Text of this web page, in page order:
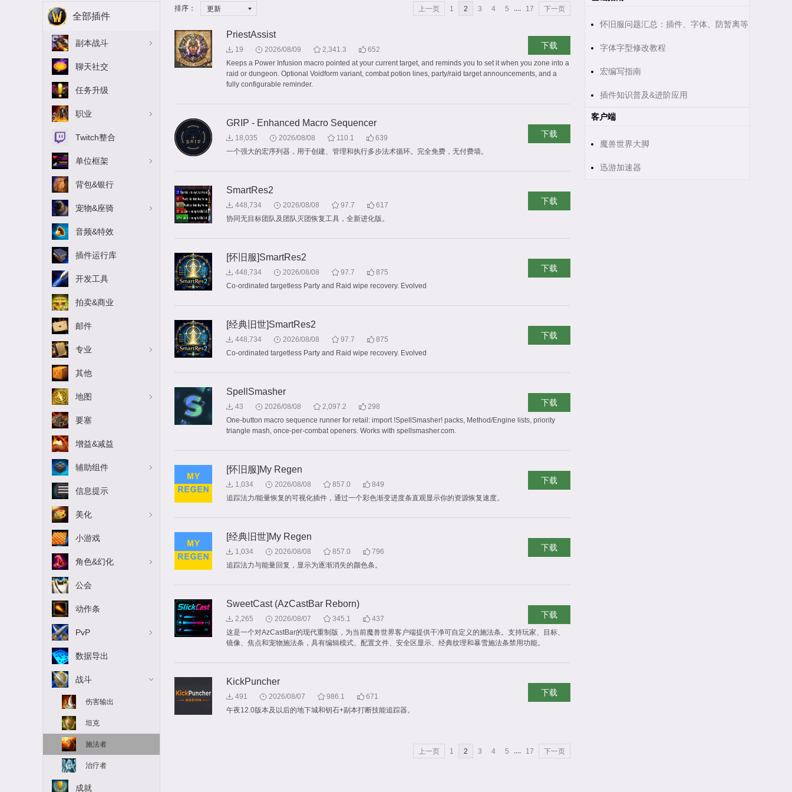
全部插件
副本战斗
聊天社交
任务升级
职业
Twitch整合
单位框架
背包&银行
宠物&座骑
音频&特效
插件运行库
开发工具
拍卖&商业
邮件
专业
其他
地图
要塞
增益&减益
辅助组件
信息提示
美化
小游戏
角色&幻化
公会
动作条
PvP
数据导出
战斗
伤害输出
坦克
施法者
治疗者
成就
排序： 更新 上一页 1 2 3 4 5 17 下一页
PriestAssist
19 2026/08/09 2,341.3
652
Keeps a Power Infusion macro pointed at your current target, and reminds you to set it when you zone into a
raid or dungeon. Optional Voidform variant, combat potion lines, party/raid target announcements, and a
fully configurable reminder.
下载
GRIP - Enhanced Macro Sequencer
18,035 2026/08/08 110.1
639
一个强大的宏序列器，用于创建、管理和执行多步法术循环。完全免费，无付费墙。
下载
SmartRes2
448,734 2026/08/08 97.7
617
协同无目标团队及团队灭团恢复工具，全新进化版。
下载
[怀旧服]SmartRes2
448,734 2026/08/08 97.7
875
Co-ordinated targetless Party and Raid wipe recovery. Evolved
下载
[经典旧世]SmartRes2
448,734 2026/08/08 97.7
875
Co-ordinated targetless Party and Raid wipe recovery. Evolved
下载
SpellSmasher
43 2026/08/08 2,097.2
298
One-button macro sequence runner for retail: import !SpellSmasher! packs, Method/Engine lists, priority
triangle mash, once-per-combat openers. Works with spellsmasher.com.
下载
[怀旧服]My Regen
1,034 2026/08/08 857.0
849
追踪法力/能量恢复的可视化插件，通过一个彩色渐变进度条直观显示你的资源恢复速度。
下载
[经典旧世]My Regen
1,034 2026/08/08 857.0
796
追踪法力与能量回复，显示为逐渐消失的颜色条。
下载
SweetCast (AzCastBar Reborn)
2,265 2026/08/07 345.1
437
这是一个对AzCastBar的现代重制版，为当前魔兽世界客户端提供干净可自定义的施法条。支持玩家、目标、
镜像、焦点和宠物施法条，具有编辑模式、配置文件、安全区显示、经典纹理和暴雪施法条禁用功能。
下载
KickPuncher
491 2026/08/07 986.1
671
午夜12.0版本及以后的地下城和钥石+副本打断技能追踪器。
下载
上一页 1 2 3 4 5 17 下一页
怀旧服问题汇总：插件、字体、防暂离等
字体字型修改教程
宏编写指南
插件知识普及&进阶应用
客户端
魔兽世界大脚
迅游加速器